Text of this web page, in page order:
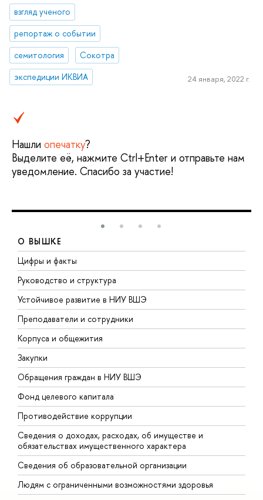
взгляд ученого
репортаж о событии
семитология
Сокотра
экспедиции ИКВИА
24 января, 2022 г.
Нашли опечатку?
Выделите её, нажмите Ctrl+Enter и отправьте нам
уведомление. Спасибо за участие!
О ВЫШКЕ
Цифры и факты
Руководство и структура
Устойчивое развитие в НИУ ВШЭ
Преподаватели и сотрудники
Корпуса и общежития
Закупки
Обращения граждан в НИУ ВШЭ
Фонд целевого капитала
Противодействие коррупции
Сведения о доходах, расходах, об имуществе и
обязательствах имущественного характера
Сведения об образовательной организации
Людям с ограниченными возможностями здоровья